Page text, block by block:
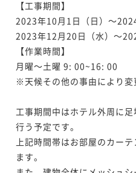
【工事期間】
2023年10月1日（日）～
2023年12月20日（水）～
【作業時間】
月曜～土曜 9: 00~16: 00
※天候その他の事由により変
工事期間中はホテル外周に
行う予定です。
上記時間帯はお部屋のカー
ます。